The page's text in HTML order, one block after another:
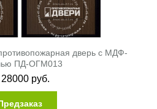
дверь с МДФ-
ПД-ОГМ013
28000 руб.